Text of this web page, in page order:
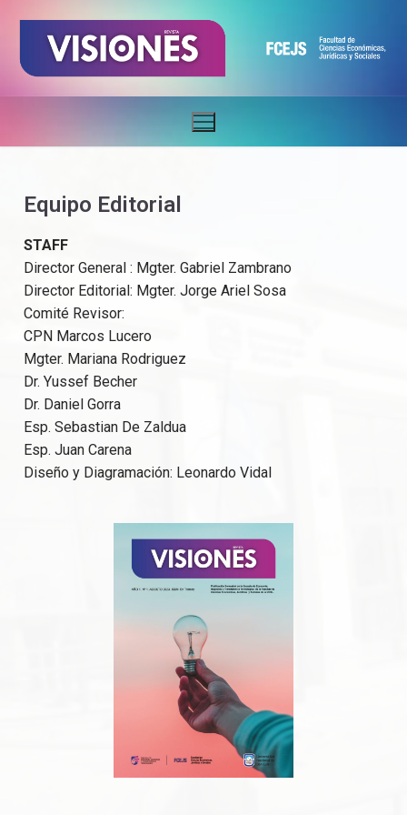
Equipo Editorial
STAFF
Director General : Mgter. Gabriel Zambrano
Director Editorial: Mgter. Jorge Ariel Sosa
Comité Revisor:
CPN Marcos Lucero
Mgter. Mariana Rodriguez
Dr. Yussef Becher
Dr. Daniel Gorra
Esp. Sebastian De Zaldua
Esp. Juan Carena
Diseño y Diagramación: Leonardo Vidal